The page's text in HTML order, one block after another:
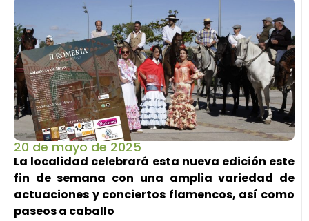
20 de mayo de 2025
La localidad celebrará esta nueva edición este
fin de semana con una amplia variedad de
actuaciones y conciertos flamencos, así como
paseos a caballo